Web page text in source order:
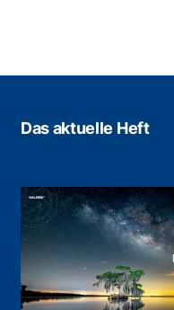
Das aktuelle Heft